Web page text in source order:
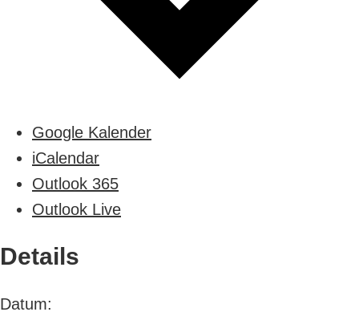
Google Kalender
iCalendar
Outlook 365
Outlook Live
Details
Datum: